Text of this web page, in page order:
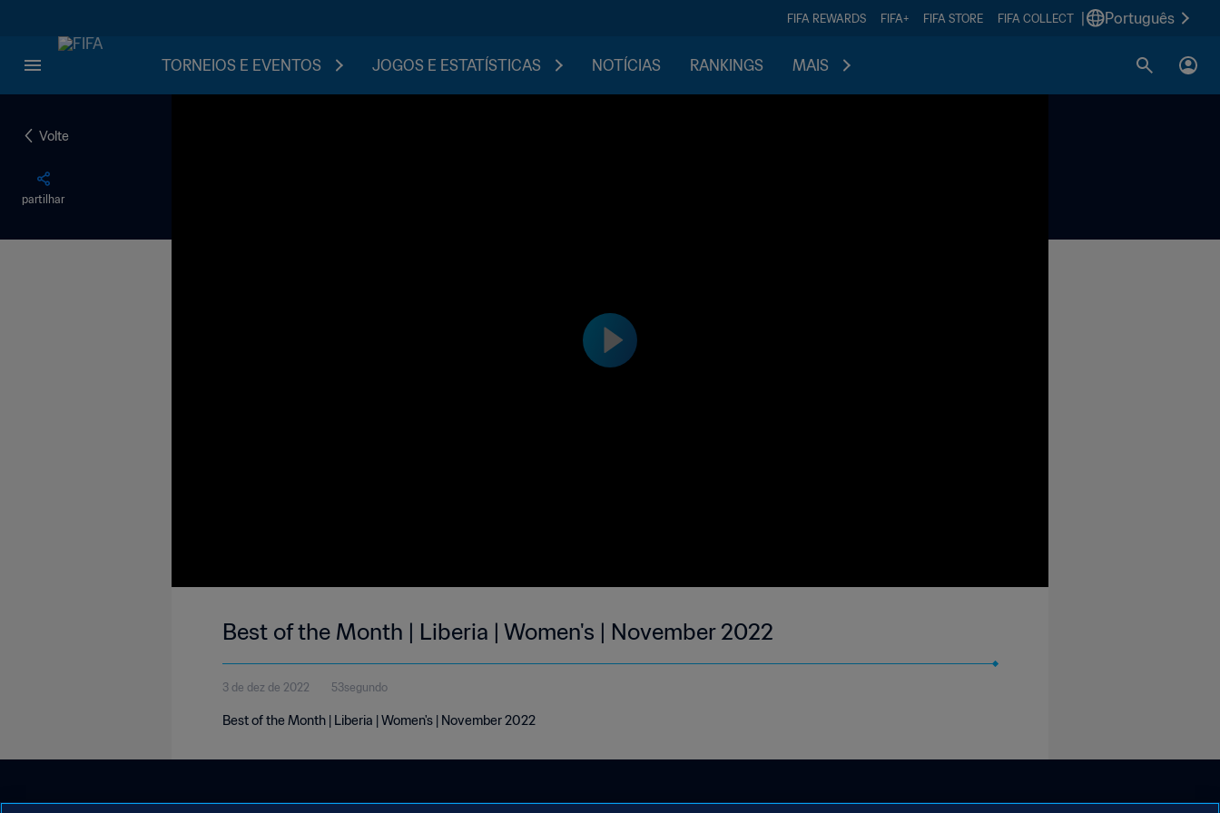
FIFA REWARDS FIFA+ FIFA STORE FIFA COLLECT Português
TORNEIOS E EVENTOS JOGOS E ESTATÍSTICAS NOTÍCIAS RANKINGS MAIS
Volte
partilhar
Best of the Month | Liberia | Women's | November 2022
3 de dez de 2022 53segundo
Best of the Month | Liberia | Women's | November 2022